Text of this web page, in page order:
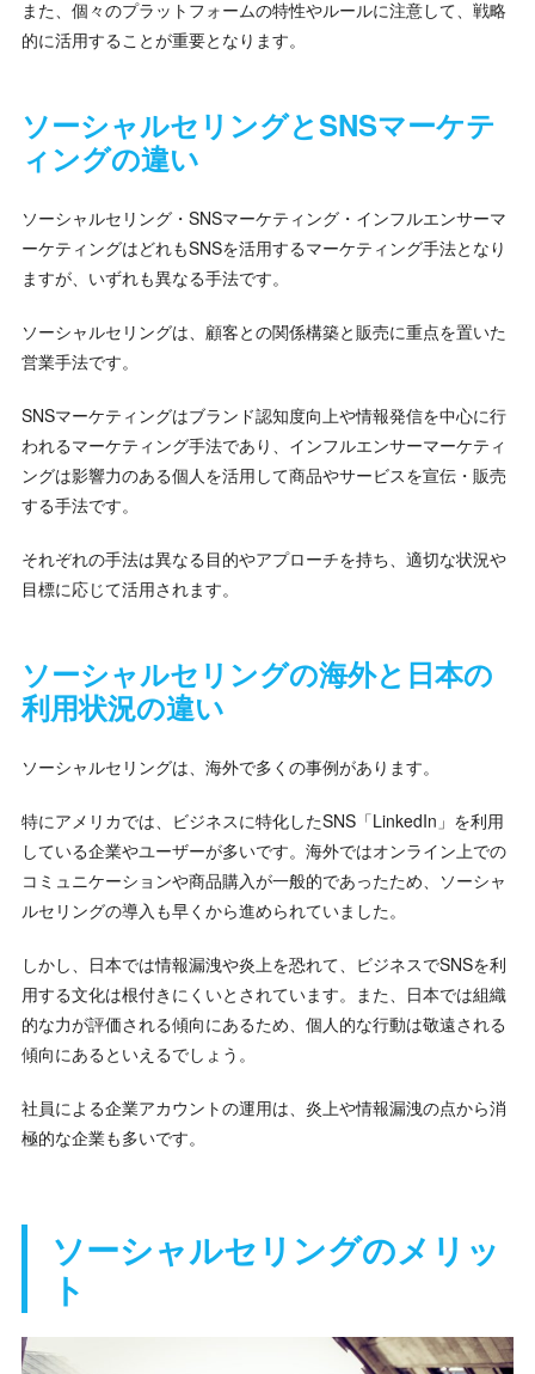
また、個々のプラットフォームの特性やルールに注意して、戦略
的に活用することが重要となります。
ソーシャルセリングとSNSマーケテ
ィングの違い
ソーシャルセリング・SNSマーケティング・インフルエンサーマ
ーケティングはどれもSNSを活用するマーケティング手法となり
ますが、いずれも異なる手法です。
ソーシャルセリングは、顧客との関係構築と販売に重点を置いた
営業手法です。
SNSマーケティングはブランド認知度向上や情報発信を中心に行
われるマーケティング手法であり、インフルエンサーマーケティ
ングは影響力のある個人を活用して商品やサービスを宣伝・販売
する手法です。
それぞれの手法は異なる目的やアプローチを持ち、適切な状況や
目標に応じて活用されます。
ソーシャルセリングの海外と日本の
利用状況の違い
ソーシャルセリングは、海外で多くの事例があります。
特にアメリカでは、ビジネスに特化したSNS「LinkedIn」を利用
している企業やユーザーが多いです。海外ではオンライン上での
コミュニケーションや商品購入が一般的であったため、ソーシャ
ルセリングの導入も早くから進められていました。
しかし、日本では情報漏洩や炎上を恐れて、ビジネスでSNSを利
用する文化は根付きにくいとされています。また、日本では組織
的な力が評価される傾向にあるため、個人的な行動は敬遠される
傾向にあるといえるでしょう。
社員による企業アカウントの運用は、炎上や情報漏洩の点から消
極的な企業も多いです。
ソーシャルセリングのメリッ
ト